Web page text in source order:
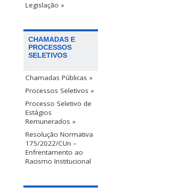
Legislação »
CHAMADAS E
PROCESSOS
SELETIVOS
Chamadas Públicas »
Processos Seletivos »
Processo Seletivo de
Estágios
Remunerados »
Resolução Normativa
175/2022/CUn –
Enfrentamento ao
Racismo Institucional